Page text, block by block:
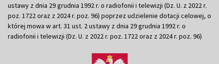
ustawy z dnia 29 grudnia 1992 r. o radiofonii i telewizji (Dz. U. z 2022 r.
poz. 1722 oraz z 2024 r. poz. 96) poprzez udzielenie dotacji celowej, o
której mowa w art. 31 ust. 2 ustawy z dnia 29 grudnia 1992 r. o
radiofonii i telewizji (Dz. U. z 2022 r. poz. 1722 oraz z 2024 r. poz. 96)